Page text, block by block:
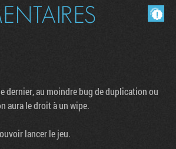
Masquer les commentaires lus.
dernier, au moindre bug de duplication ou
aura le droit à un wipe.
lancer le jeu.